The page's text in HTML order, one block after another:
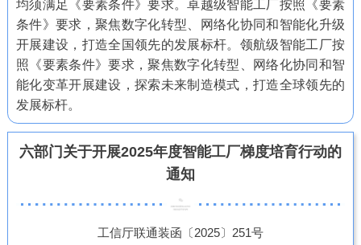
均须满足《要素条件》要求。卓越级智能工厂按照《要素
条件》要求，聚焦数字化转型、网络化协同和智能化升级
开展建设，打造全国领先的发展标杆。领航级智能工厂按
照《要素条件》要求，聚焦数字化转型、网络化协同和智
能化变革开展建设，探索未来制造模式，打造全球领先的
发展标杆。
六部门关于开展2025年度智能工厂梯度培育行动的
通知
工信厅联通装函〔2025〕251号